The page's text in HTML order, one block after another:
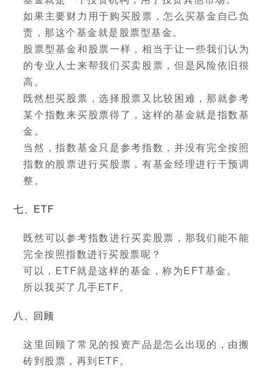
如果主要财力用于购买股票，怎么买基金自己负
责，那这个基金就是股票型基金。
股票型基金和股票一样，相当于让一些我们认为
的专业人士来帮我们买卖股票，但是风险依旧很
高。
既然想买股票，选择股票又比较困难，那就参考
某个指数来买股票得了，这样的基金就是指数基
金。
当然，指数基金只是参考指数，并没有完全按照
指数的股票进行买股票，有基金经理进行干预调
整。
七、ETF
既然可以参考指数进行买卖股票，那我们能不能
完全按照指数进行买股票呢？
可以，ETF就是这样的基金，称为EFT基金。
所以我买了几手ETF。
八、回顾
这里回顾了常见的投资产品是怎么出现的，由搬
砖到股票，再到ETF。